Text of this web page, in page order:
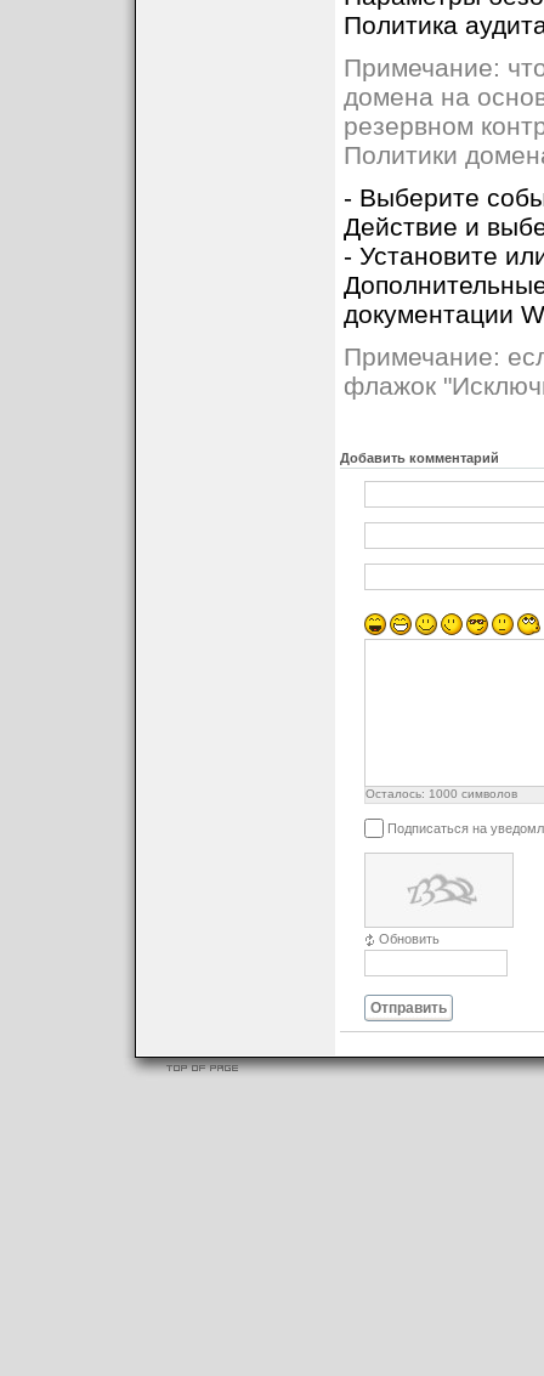
Политика
Примечание:
домена на
резервном
Политики
- Выберите
Действие и
- Установите
документации
Примечание:
флажок
Добавить комментарий
Осталось: 1000 символов
Подписаться на
Обновить
Отправить